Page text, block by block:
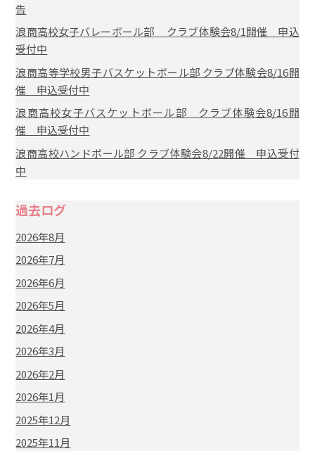
告
浪商高校女子バレーボール部 クラブ体験会8/1開催 申込
受付中
浪商高等学校男子バスケットボール部 クラブ体験会8/16開
催 申込受付中
浪商高校女子バスケットボール部 クラブ体験会8/16開
催 申込受付中
浪商高校ハンドボール部 クラブ体験会8/22開催 申込受付
中
過去ログ
2026年8月
2026年7月
2026年6月
2026年5月
2026年4月
2026年3月
2026年2月
2026年1月
2025年12月
2025年11月